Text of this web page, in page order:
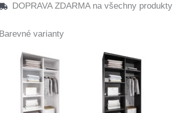
DOPRAVA ZDARMA na všechny produkty
Barevné varianty